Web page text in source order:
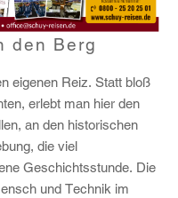
den Berg
eigenen Reiz. Statt bloß
erlebt man hier den
an den historischen
die viel
Geschichtsstunde. Die
und Technik im